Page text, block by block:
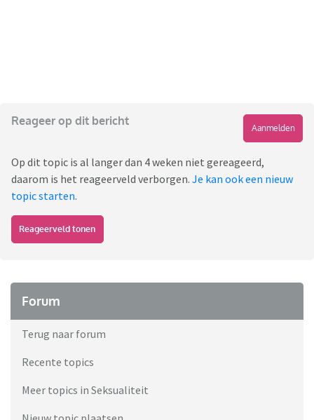
Reageer op dit bericht
Aanmelden
Op dit topic is al langer dan 4 weken niet gereageerd,
daarom is het reageerveld verborgen. Je kan ook een nieuw
topic starten.
Reageerveld tonen
Forum
Terug naar forum
Recente topics
Meer topics in Seksualiteit